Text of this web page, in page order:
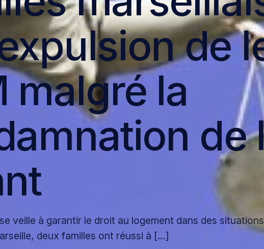
de
malgré la
de
veille à garantir le droit au logement dans des
deux familles ont réussi à […]